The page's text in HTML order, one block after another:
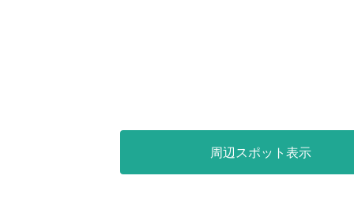
周辺スポット表示